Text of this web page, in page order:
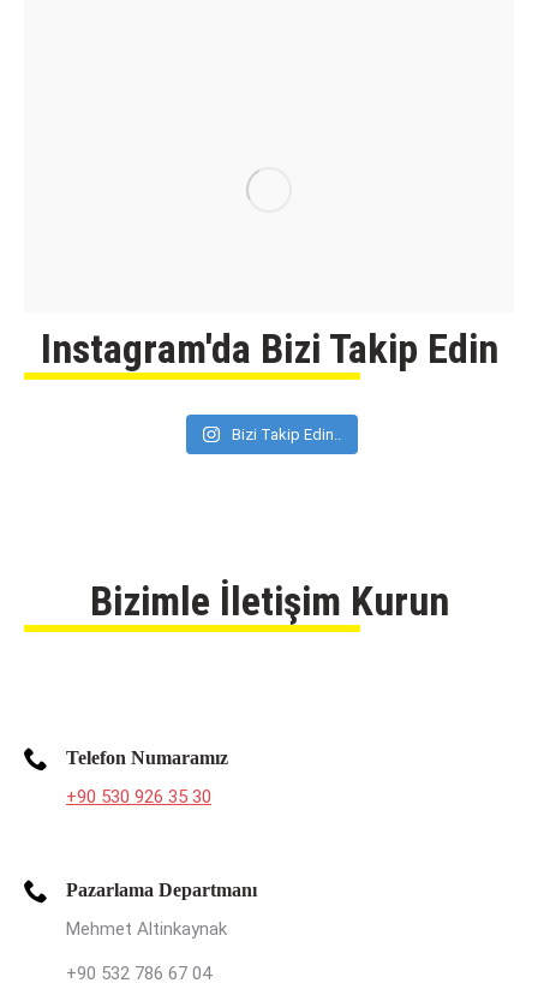
Instagram'da Bizi Takip Edin
Bizi Takip Edin..
Bizimle İletişim Kurun
Telefon Numaramız
+90 530 926 35 30
Pazarlama Departmanı
Mehmet Altinkaynak
+90 532 786 67 04